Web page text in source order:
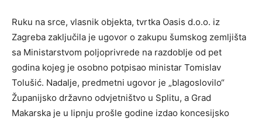
Ruku na srce, vlasnik objekta, tvrtka Oasis d.o.o. iz
Zagreba zaključila je ugovor o zakupu šumskog zemljišta
sa Ministarstvom poljoprivrede na razdoblje od pet
godina kojeg je osobno potpisao ministar Tomislav
Tolušić. Nadalje, predmetni ugovor je „blagoslovilo“
Županijsko državno odvjetništvo u Splitu, a Grad
Makarska je u lipnju prošle godine izdao koncesijsko